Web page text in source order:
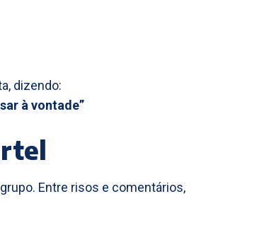
dizendo:
à vontade”
Entre risos e comentários,